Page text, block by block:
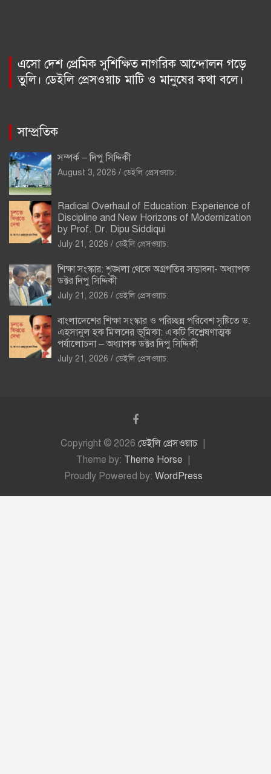
এসো দেশ প্রেমিক সুশিক্ষিত নাগরিক আন্দোলন গড়ে
তুলি। ডেইলি প্রেসওয়াচ মাটি ও মানুষের কথা বলে।
সাম্প্রতিক
সম্পর্ক – দিপু সিদ্দিকী
August 3, 2026 ডেইলি প্রেসওয়াচ:
Radical Overhaul of Education: Experience of
Discipline and New Horizons of Modernization
by Prof. Dr. Dipu Siddiqui
July 21, 2026 ডেইলি প্রেসওয়াচ:
শিক্ষা সংস্কার: শৃঙ্খলা থেকে অগ্রগতির সম্ভাবনা- অধ্যাপক
ডক্টর দিপু সিদ্দিকী
July 21, 2026 ডেইলি প্রেসওয়াচ:
বাংলাদেশের শিক্ষা সংস্কার ও পরিচ্ছন্ন পরিবেশ সৃষ্টিতে ড.
এহসানুল হক মিলনের ভূমিকা: একটি বিশ্লেষণাত্মক
পর্যালোচনা – অধ্যাপক ডক্টর দিপু সিদ্দিকী
July 21, 2026 ডেইলি প্রেসওয়াচ:
Copyright © 2026 ডেইলি প্রেসওয়াচ
Theme by: Theme Horse
Proudly Powered by: WordPress